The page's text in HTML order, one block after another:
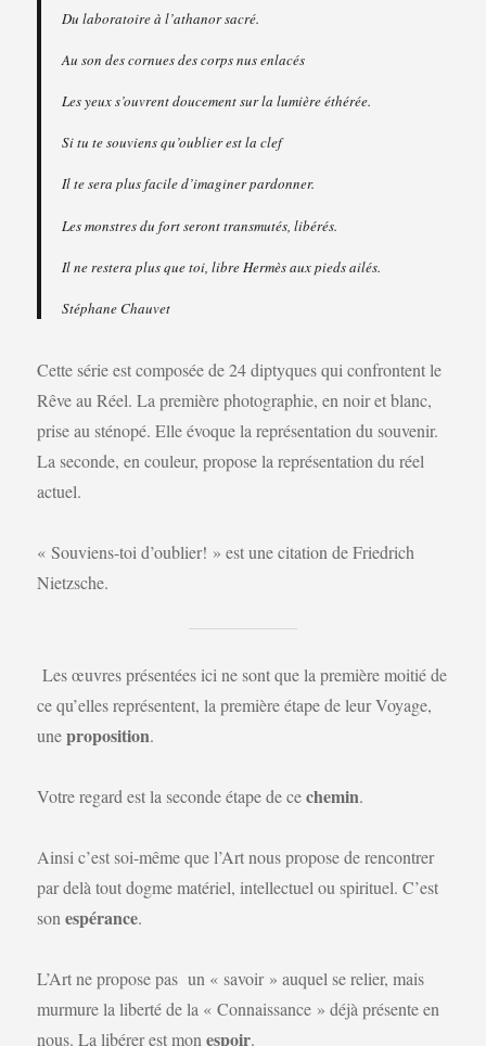
Du laboratoire à l’athanor sacré.
Au son des cornues des corps nus enlacés
Les yeux s’ouvrent doucement sur la lumière éthérée.
Si tu te souviens qu’oublier est la clef
Il te sera plus facile d’imaginer pardonner.
Les monstres du fort seront transmutés, libérés.
Il ne restera plus que toi, libre Hermès aux pieds ailés.
Stéphane Chauvet
Cette série est composée de 24 diptyques qui confrontent le
Rêve au Réel. La première photographie, en noir et blanc,
prise au sténopé. Elle évoque la représentation du souvenir.
La seconde, en couleur, propose la représentation du réel
actuel.
« Souviens-toi d’oublier! » est une citation de Friedrich
Nietzsche.
Les œuvres présentées ici ne sont que la première moitié de
ce qu’elles représentent, la première étape de leur Voyage,
uneproposition.
Votre regard est la seconde étape de cechemin.
Ainsi c’est soi-même que l’Art nous propose de rencontrer
par delà tout dogme matériel, intellectuel ou spirituel. C’est
sonespérance.
L’Art ne propose pas un « savoir » auquel se relier, mais
murmure la liberté de la « Connaissance » déjà présente en
nous. La libérer est monespoir.